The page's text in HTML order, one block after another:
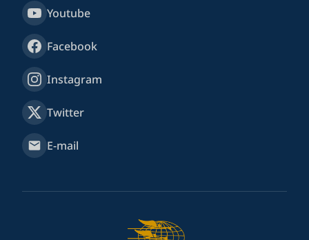
Youtube
Facebook
Instagram
Twitter
E-mail